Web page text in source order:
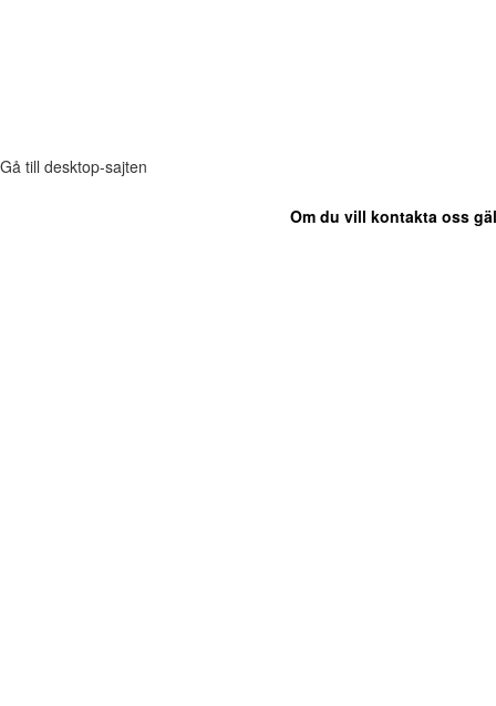
Gå till desktop-sajten
Om du vill kontakta oss